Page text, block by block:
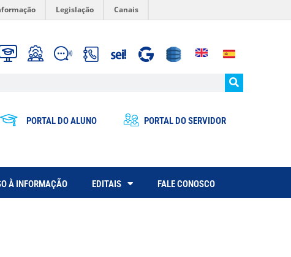
Legislação Canais
PORTAL DO ALUNO PORTAL DO SERVIDOR
À INFORMAÇÃO EDITAIS FALE CONOSCO